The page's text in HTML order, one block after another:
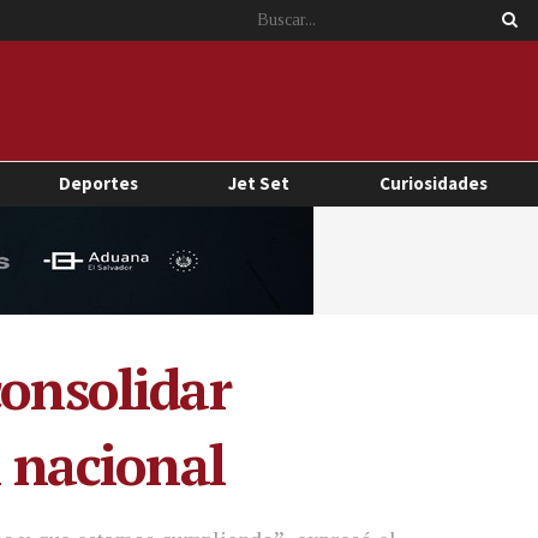
Deportes Jet Set Curiosidades